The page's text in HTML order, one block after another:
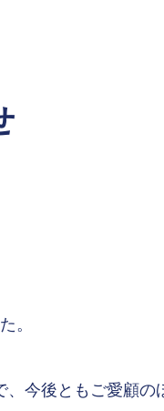
。
、今後ともご愛顧の